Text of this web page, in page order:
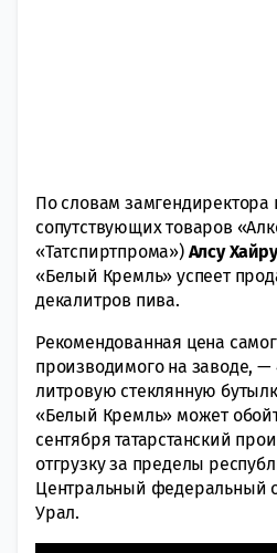
По словам
сопутствующих товаров
«Татспиртпрома») Алсу
«Белый Кремль» успеет
декалитров пива.
Рекомендованная цена
производимого на заводе, —
литровую стеклянную
«Белый Кремль» может
сентября татарстанский
отгрузку за пределы
Центральный федеральный
Урал.